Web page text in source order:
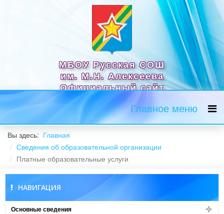
МБОУ Русская СОШ
им. М.Н. Алексеева
Официальный сайт
Главное меню
Вы здесь: Главная
Сведения об образовательной организации
Платные образовательные услуги
НАВИГАЦИЯ
Основные сведения